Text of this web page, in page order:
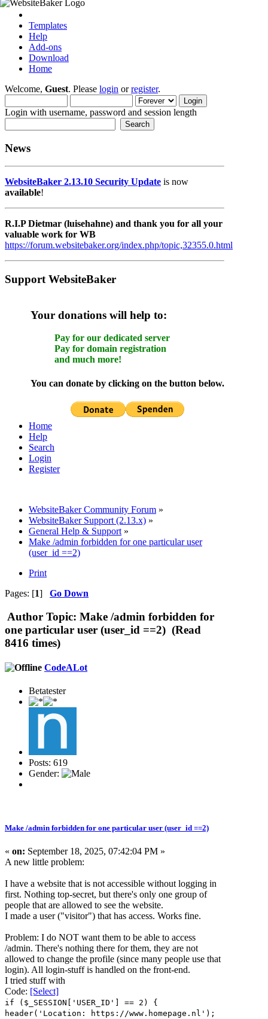
Templates
Help
Add-ons
Download
Home
Welcome, Guest. Please login orregister.
Login with username, password and session length
News
WebsiteBaker 2.13.10 Security Update is now
available!
R.I.P Dietmar (luisehahne) and thank you for all your
valuable work for WB
https://forum.websitebaker.org/index.php/topic,32355.0.html
Support WebsiteBaker
Your donations will help to:
Pay for our dedicated server
Pay for domain registration
and much more!
You can donate by clicking on the button below.
Home
Help
Search
Login
Register
WebsiteBaker Community Forum »
WebsiteBaker Support (2.13.x) »
General Help & Support »
Make /admin forbidden for one particular user
(user_id ==2)
Print
Pages: [1] Go Down
Author Topic: Make /admin forbidden for
one particular user (user_id ==2) (Read
8416 times)
CodeALot
Betatester
Posts: 619
Gender:
Make /admin forbidden for one particular user (user_id ==2)
« on: September 18, 2025, 07:42:04 PM »
A new little problem:
I have a website that is not accessible without logging in
first. Nothing top-secret, but there's only one group of
people that are allowed to see the website.
I made a user ("visitor") that has access. Works fine.
Problem: I do NOT want them to be able to access
/admin. There's nothing there for them, they are not
allowed to change the profile (since many people use that
login). All login-stuff is handled on the front-end.
I tried stuff with
Code: [Select]
if ($_SESSION['USER_ID'] == 2) {
header('Location: https://www.homepage.nl');